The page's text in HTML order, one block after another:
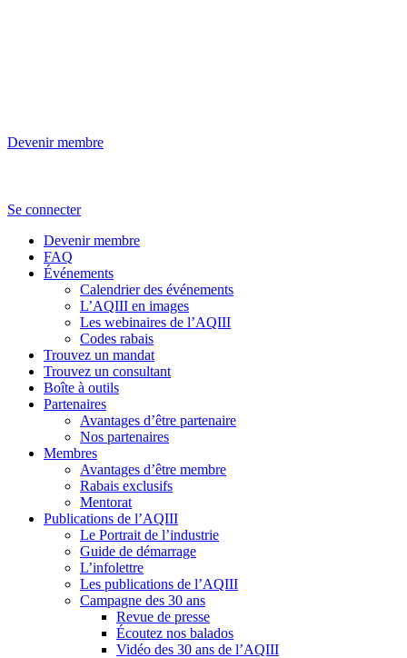
Devenir membre
Se connecter
Devenir membre
FAQ
Événements
Calendrier des événements
L’AQIII en images
Les webinaires de l’AQIII
Codes rabais
Trouvez un mandat
Trouvez un consultant
Boîte à outils
Partenaires
Avantages d’être partenaire
Nos partenaires
Membres
Avantages d’être membre
Rabais exclusifs
Mentorat
Publications de l’AQIII
Le Portrait de l’industrie
Guide de démarrage
L’infolettre
Les publications de l’AQIII
Campagne des 30 ans
Revue de presse
Écoutez nos balados
Vidéo des 30 ans de l’AQIII